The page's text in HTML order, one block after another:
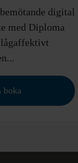
digital
med Diploma
boka